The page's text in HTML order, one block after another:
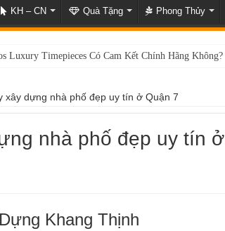
KH – CN Quà Tặng Phong Thủy
Luxury Timepieces Có Cam Kết Chính Hãng Không?
xây dựng nhà phố đẹp uy tín ở Quận 7
nhà phố đẹp uy tín ở
Khang Thịnh